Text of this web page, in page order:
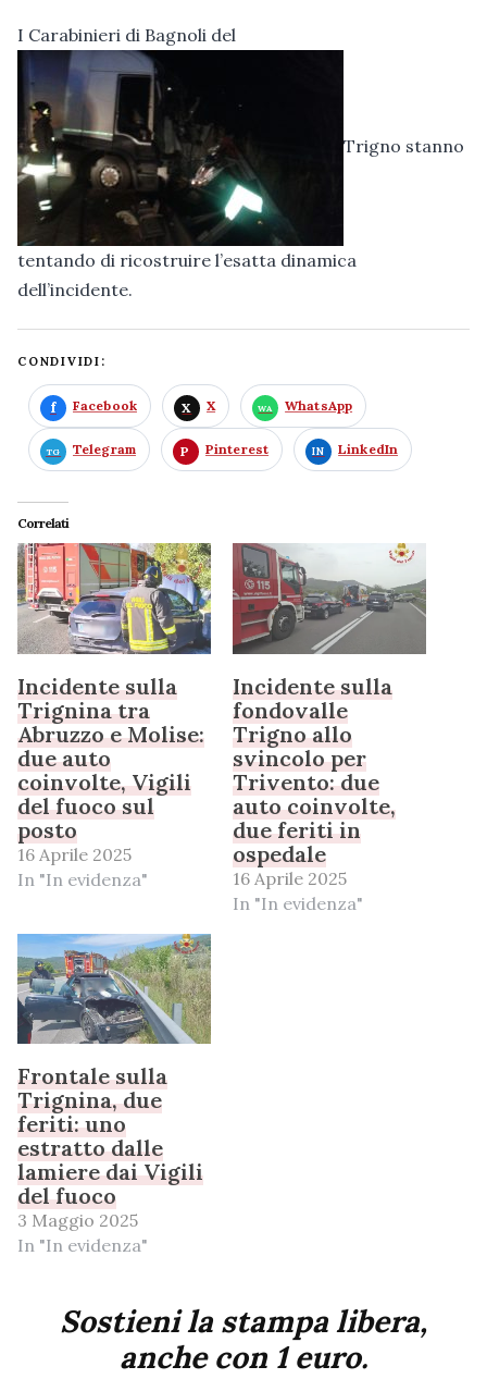
I Carabinieri di Bagnoli del
Trigno stanno
tentando di ricostruire l’esatta dinamica
dell’incidente.
CONDIVIDI:
Facebook X WhatsApp
Telegram Pinterest LinkedIn
Correlati
Incidente sulla
Trignina tra
Abruzzo e Molise:
due auto
coinvolte, Vigili
del fuoco sul
posto
16 Aprile 2025
In "In evidenza"
Incidente sulla
fondovalle
Trigno allo
svincolo per
Trivento: due
auto coinvolte,
due feriti in
ospedale
16 Aprile 2025
In "In evidenza"
Frontale sulla
Trignina, due
feriti: uno
estratto dalle
lamiere dai Vigili
del fuoco
3 Maggio 2025
In "In evidenza"
Sostieni la stampa libera,
anche con 1 euro.